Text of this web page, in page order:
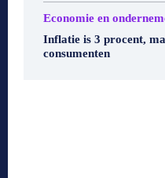
Economie en
Inflatie is 3 procent,
consumenten